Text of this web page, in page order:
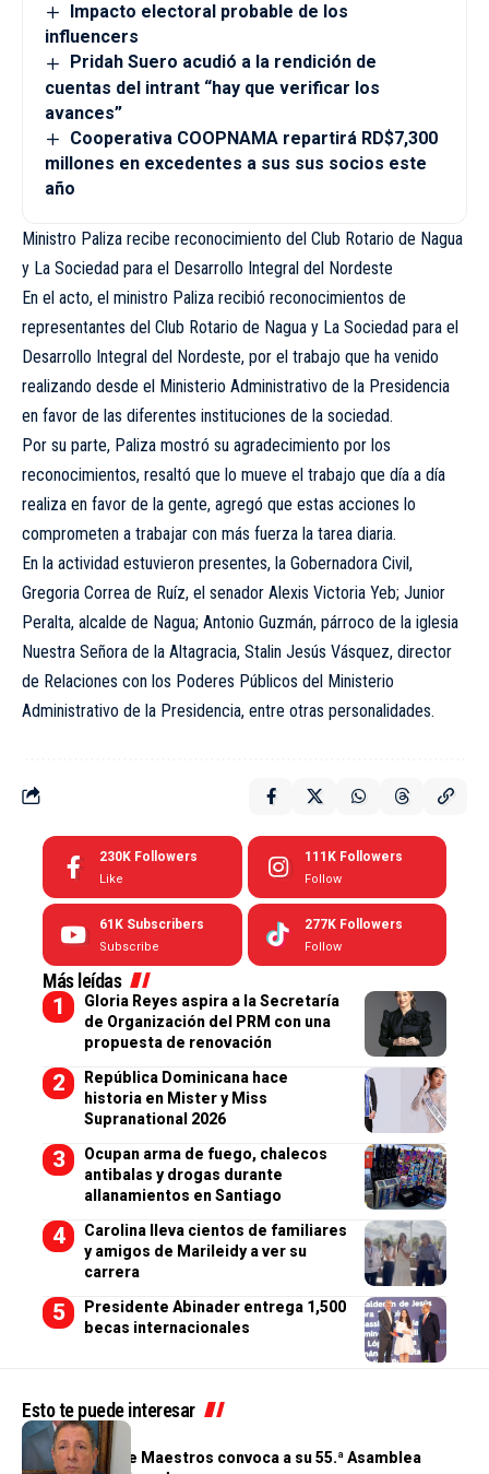
Impacto electoral probable de los
influencers
Pridah Suero acudió a la rendición de
cuentas del intrant “hay que verificar los
avances”
Cooperativa COOPNAMA repartirá RD$7,300
millones en excedentes a sus sus socios este
año
Ministro Paliza recibe reconocimiento del Club Rotario de Nagua
y La Sociedad para el Desarrollo Integral del Nordeste
En el acto, el ministro Paliza recibió reconocimientos de
representantes del Club Rotario de Nagua y La Sociedad para el
Desarrollo Integral del Nordeste, por el trabajo que ha venido
realizando desde el Ministerio Administrativo de la Presidencia
en favor de las diferentes instituciones de la sociedad.
Por su parte, Paliza mostró su agradecimiento por los
reconocimientos, resaltó que lo mueve el trabajo que día a día
realiza en favor de la gente, agregó que estas acciones lo
comprometen a trabajar con más fuerza la tarea diaria.
En la actividad estuvieron presentes, la Gobernadora Civil,
Gregoria Correa de Ruíz, el senador Alexis Victoria Yeb; Junior
Peralta, alcalde de Nagua; Antonio Guzmán, párroco de la iglesia
Nuestra Señora de la Altagracia, Stalin Jesús Vásquez, director
de Relaciones con los Poderes Públicos del Ministerio
Administrativo de la Presidencia, entre otras personalidades.
230K Followers
Like
111K Followers
Follow
61K Subscribers
Subscribe
277K Followers
Follow
Más leídas
Gloria Reyes aspira a la Secretaría
de Organización del PRM con una
propuesta de renovación
República Dominicana hace
historia en Mister y Miss
Supranational 2026
Ocupan arma de fuego, chalecos
antibalas y drogas durante
allanamientos en Santiago
Carolina lleva cientos de familiares
y amigos de Marileidy a ver su
carrera
Presidente Abinader entrega 1,500
becas internacionales
Esto te puede interesar
GENERALES
Cooperativa de Maestros convoca a su 55.ª Asamblea